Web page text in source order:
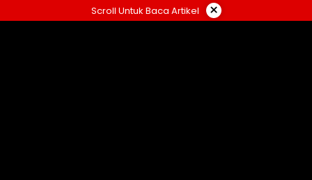
ke
Scroll Untuk Baca Artikel ×